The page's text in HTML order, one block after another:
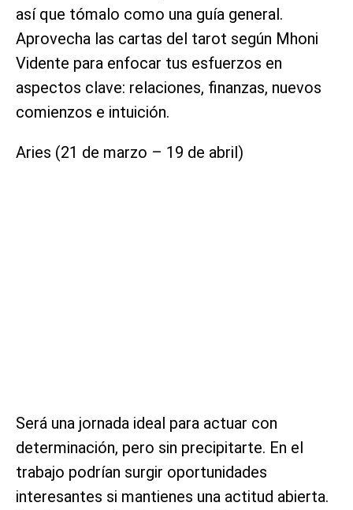
así que tómalo como una guía general.
Aprovecha las cartas del tarot según Mhoni
Vidente para enfocar tus esfuerzos en
aspectos clave: relaciones, finanzas, nuevos
comienzos e intuición.
Aries (21 de marzo – 19 de abril)
Será una jornada ideal para actuar con
determinación, pero sin precipitarte. En el
trabajo podrían surgir oportunidades
interesantes si mantienes una actitud abierta.